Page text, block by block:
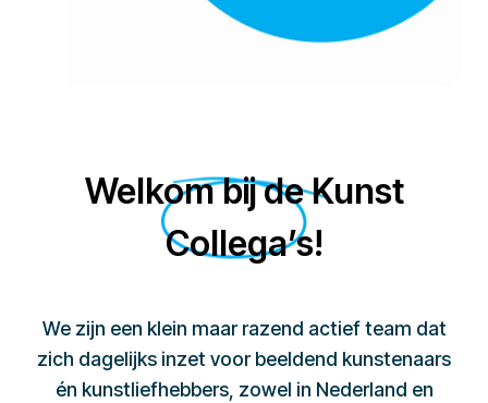
Welkom bij de Kunst
Collega’s!
We zijn een klein maar razend actief team dat
zich dagelijks inzet voor beeldend kunstenaars
én kunstliefhebbers, zowel in Nederland en